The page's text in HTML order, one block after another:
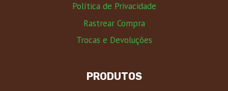
Política de Privacidade
Rastrear Compra
Trocas e Devoluções
PRODUTOS